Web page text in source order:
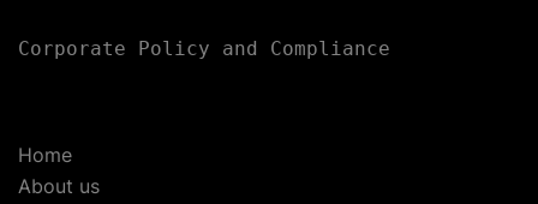
Corporate Policy and Compliance
Home
About us